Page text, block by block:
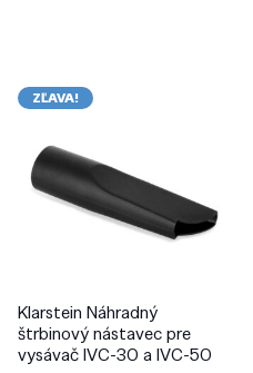
ZĽAVA!
Klarstein Náhradný
štrbinový nástavec pre
vysávač IVC-30 a IVC-50